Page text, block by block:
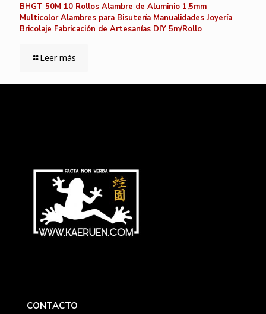
BHGT 50M 10 Rollos Alambre de Aluminio 1,5mm
Multicolor Alambres para Bisutería Manualidades Joyería
Bricolaje Fabricación de Artesanías DIY 5m/Rollo
Leer más
CONTACTO